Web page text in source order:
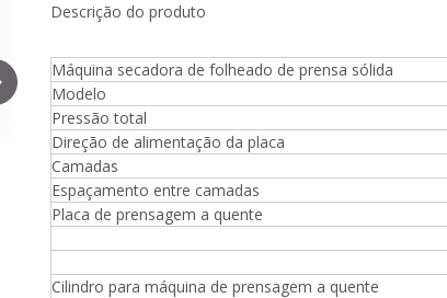
Máquina espalhadora de cola para
madeira compensada, rolos de placa de
qualidade muito dura e inquebrável,
1400/2720mm, fornecida com 2000kg
Descrição do produto
Máquina secadora de folheado de prensa sólida
Modelo
Pressão total
Direção de alimentação da placa
Camadas
Espaçamento entre camadas
Placa de prensagem a quente
Cilindro para máquina de prensagem a quente